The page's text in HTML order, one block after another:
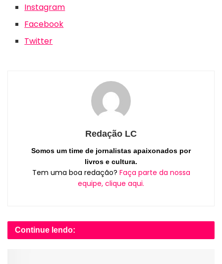
Instagram
Facebook
Twitter
Redação LC
Somos um time de jornalistas apaixonados por
livros e cultura.
Tem uma boa redação? Faça parte da nossa
equipe, clique aqui.
Continue lendo: